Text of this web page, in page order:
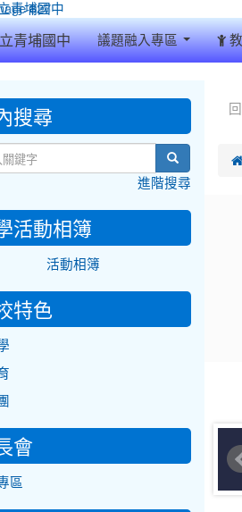
青埔國中 議題融入專區
搜尋
search
進階搜尋
活動相簿
活動相簿
特色
會
區